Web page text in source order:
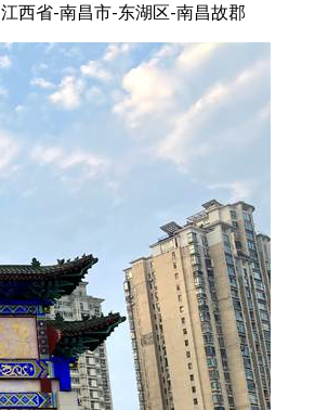
江西省-南昌市-东湖区-南昌故郡